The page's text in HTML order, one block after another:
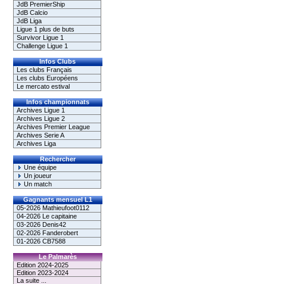
JdB PremierShip
JdB Calcio
JdB Liga
Ligue 1 plus de buts
Survivor Ligue 1
Challenge Ligue 1
Infos Clubs
Les clubs Français
Les clubs Européens
Le mercato estival
Infos championnats
Archives Ligue 1
Archives Ligue 2
Archives Premier League
Archives Serie A
Archives Liga
Rechercher
Une équipe
Un joueur
Un match
Gagnants mensuel L1
05-2026 Mathieufoot0112
04-2026 Le capitaine
03-2026 Denis42
02-2026 Fanderobert
01-2026 CB7588
Le Palmarès
Edition 2024-2025
Edition 2023-2024
La suite ...